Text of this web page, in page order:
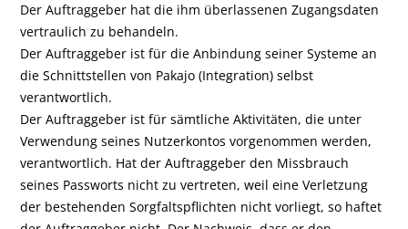
Der Auftraggeber hat die ihm überlassenen Zugangsdaten
vertraulich zu behandeln.
Der Auftraggeber ist für die Anbindung seiner Systeme an
die Schnittstellen von Pakajo (Integration) selbst
verantwortlich.
Der Auftraggeber ist für sämtliche Aktivitäten, die unter
Verwendung seines Nutzerkontos vorgenommen werden,
verantwortlich. Hat der Auftraggeber den Missbrauch
seines Passworts nicht zu vertreten, weil eine Verletzung
der bestehenden Sorgfaltspflichten nicht vorliegt, so haftet